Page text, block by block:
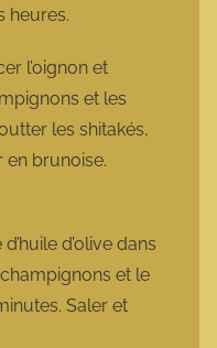
heures.
l’oignon et
et les
les shitakés,
en brunoise.
d’olive dans
et le
Saler et